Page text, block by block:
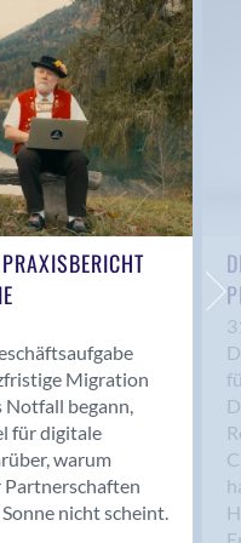
Migration
Notfall begann,
für digitale
warum
Partnerschaften
nicht scheint.